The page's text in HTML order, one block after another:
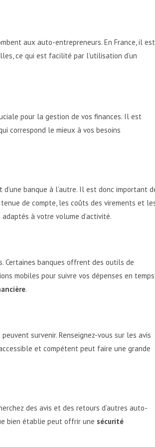
aux auto-entrepreneurs. En France, il est
ce qui est facilité par l’utilisation d’un
pour la gestion de vos finances. Il est
correspond le mieux à vos besoins
banque à l’autre. Il est donc important
de compte, les coûts des virements et
à votre volume d’activité.
Certaines banques offrent des outils de
mobiles pour suivre vos dépenses en temps
.
survenir. Renseignez-vous sur les avis
et compétent peut faire une grande
des avis et des retours d’autres auto-
bien établie peut offrir une sécurité